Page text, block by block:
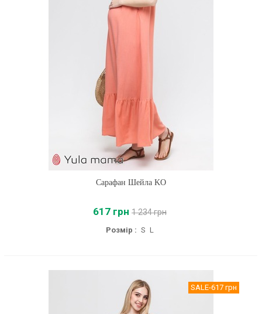
Сарафан Шейла KO
617 грн 1 234 грн
Розмір : S L
SALE-617 грн